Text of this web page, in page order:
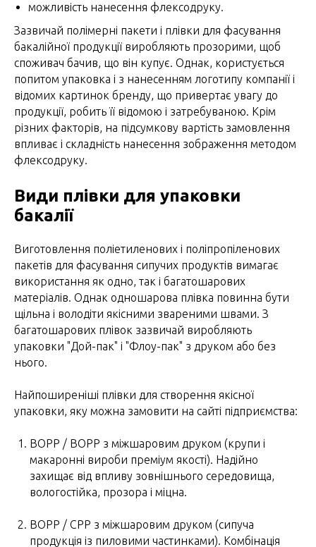
можливість нанесення флексодруку.
Зазвичай полімерні пакети і плівки для фасування
бакалійної продукції виробляють прозорими, щоб
споживач бачив, що він купує. Однак, користується
попитом упаковка і з нанесенням логотипу компанії і
відомих картинок бренду, що привертає увагу до
продукції, робить її відомою і затребуваною. Крім
різних факторів, на підсумкову вартість замовлення
впливає і складність нанесення зображення методом
флексодруку.
Види плівки для упаковки
бакалії
Виготовлення поліетиленових і поліпропіленових
пакетів для фасування сипучих продуктів вимагає
використання як одно, так і багатошарових
матеріалів. Однак одношарова плівка повинна бути
щільна і володіти якісними звареними швами. З
багатошарових плівок зазвичай виробляють
упаковки "Дой-пак" і "Флоу-пак" з друком або без
нього.
Найпоширеніші плівки для створення якісної
упаковки, яку можна замовити на сайті підприємства:
BOPP / BOPP з міжшаровим друком (крупи і
макаронні вироби преміум якості). Надійно
захищає від впливу зовнішнього середовища,
вологостійка, прозора і міцна.
BOPP / CPP з міжшаровим друком (сипуча
продукція із пиловими частинками). Комбінація